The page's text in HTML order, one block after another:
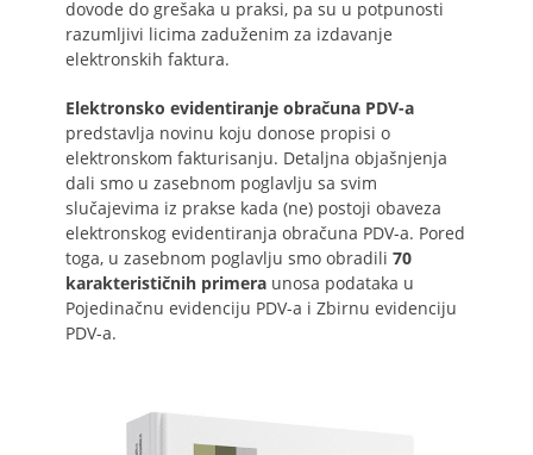
dovode do grešaka u praksi, pa su u potpunosti
razumljivi licima zaduženim za izdavanje
elektronskih faktura.
Elektronsko evidentiranje obračuna PDV-a
predstavlja novinu koju donose propisi o
elektronskom fakturisanju. Detaljna objašnjenja
dali smo u zasebnom poglavlju sa svim
slučajevima iz prakse kada (ne) postoji obaveza
elektronskog evidentiranja obračuna PDV-a. Pored
toga, u zasebnom poglavlju smo obradili 70
karakterističnih primera unosa podataka u
Pojedinačnu evidenciju PDV-a i Zbirnu evidenciju
PDV-a.